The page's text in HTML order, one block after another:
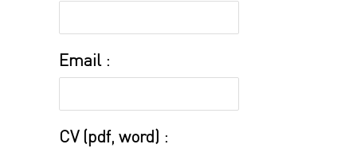
Email :
CV (pdf, word) :